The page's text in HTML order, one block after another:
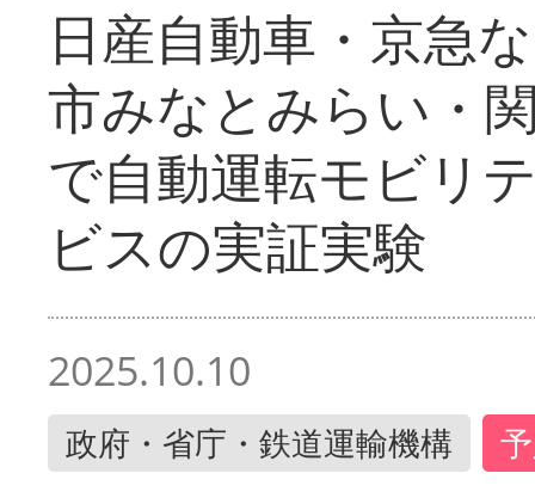
日産自動車・京急
市みなとみらい・
で自動運転モビリ
ビスの実証実験
2025.10.10
政府・省庁・鉄道運輸機構